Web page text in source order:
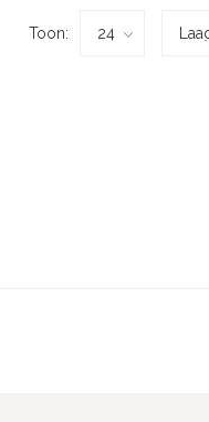
Toon: